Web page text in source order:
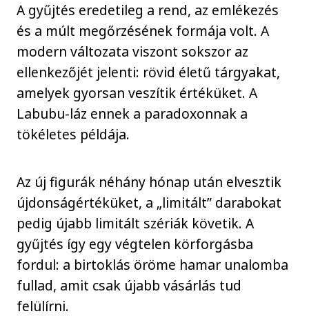
A gyűjtés eredetileg a rend, az emlékezés
és a múlt megőrzésének formája volt. A
modern változata viszont sokszor az
ellenkezőjét jelenti: rövid életű tárgyakat,
amelyek gyorsan veszítik értéküket. A
Labubu-láz ennek a paradoxonnak a
tökéletes példája.
Az új figurák néhány hónap után elvesztik
újdonságértéküket, a „limitált” darabokat
pedig újabb limitált szériák követik. A
gyűjtés így egy végtelen körforgásba
fordul: a birtoklás öröme hamar unalomba
fullad, amit csak újabb vásárlás tud
felülírni.